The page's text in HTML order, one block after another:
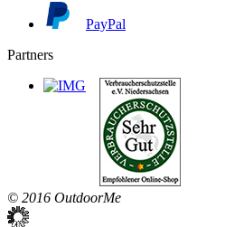
PayPal
Partners
© 2016 OutdoorMe